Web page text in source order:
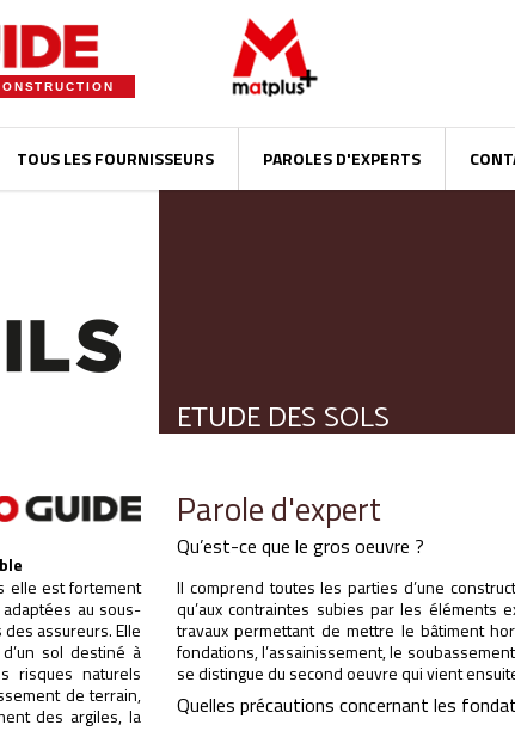
TOUS LES FOURNISSEURS PAROLES D'EXPERTS
ETUDE DES SOLS
elle est fortement
au sous-
assureurs. Elle
sol destiné à
risques naturels
de terrain,
des argiles, la
Parole d'expert
Qu’est-ce que le gros oeuvre ?
Il comprend toutes les parties d’une
qu’aux contraintes subies par les éléments
travaux permettant de mettre le bâtiment
fondations, l’assainissement, le
se distingue du second oeuvre qui vient
Quelles précautions concernant les